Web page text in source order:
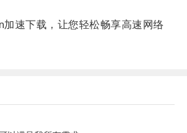
速下载，让您轻松畅享高速网络